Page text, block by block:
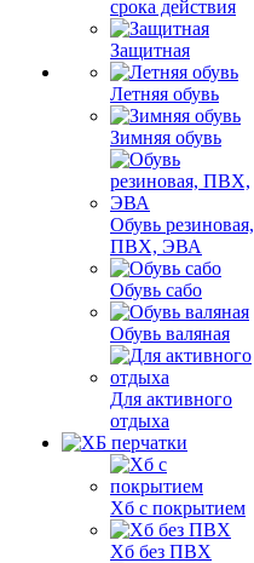
срока действия
Защитная
Летняя обувь
Зимняя обувь
Обувь резиновая,
ПВХ, ЭВА
Обувь сабо
Обувь валяная
Для активного
отдыха
Хб с покрытием
Хб без ПВХ